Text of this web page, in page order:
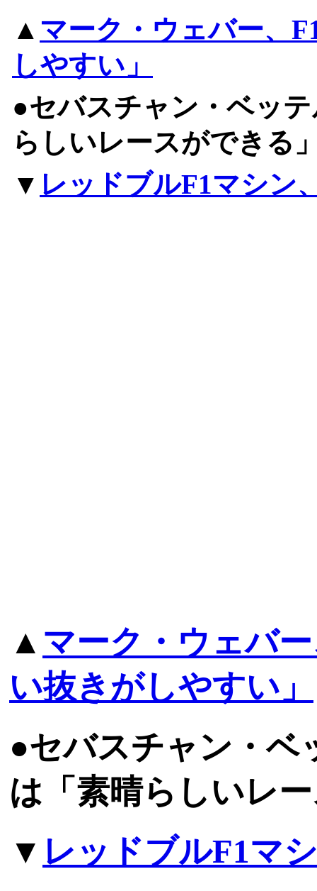
▲ マーク・ウェバー、
しやすい」
●セバスチャン・ベッ
らしいレースができる
▼ レッドブルF1マシン
▲ マーク・ウェバ
い抜きがしやすい」
●セバスチャン・ベ
は「素晴らしいレ
▼ レッドブルF1マ